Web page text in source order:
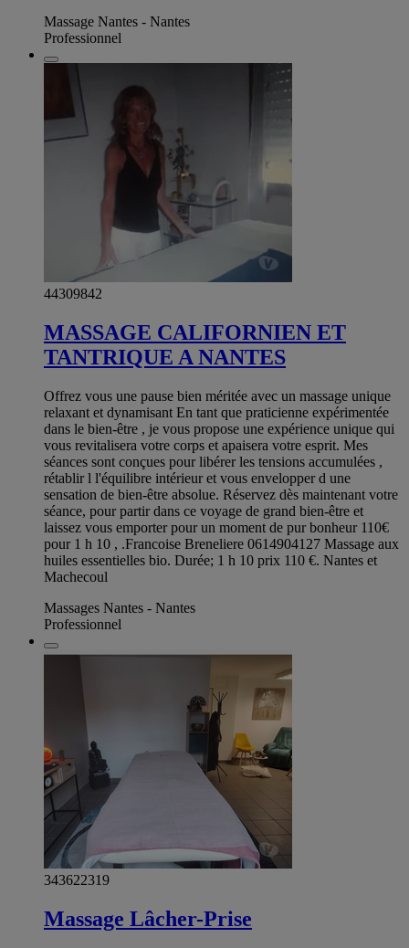
Massage Nantes - Nantes
Professionnel
44309842
MASSAGE CALIFORNIEN ET
TANTRIQUE A NANTES
Offrez vous une pause bien méritée avec un massage unique
relaxant et dynamisant En tant que praticienne expérimentée
dans le bien-être , je vous propose une expérience unique qui
vous revitalisera votre corps et apaisera votre esprit. Mes
séances sont conçues pour libérer les tensions accumulées ,
rétablir l l'équilibre intérieur et vous envelopper d une
sensation de bien-être absolue. Réservez dès maintenant votre
séance, pour partir dans ce voyage de grand bien-être et
laissez vous emporter pour un moment de pur bonheur 110€
pour 1 h 10 , .Francoise Breneliere 0614904127 Massage aux
huiles essentielles bio. Durée; 1 h 10 prix 110 €. Nantes et
Machecoul
Massages Nantes - Nantes
Professionnel
343622319
Massage Lâcher-Prise